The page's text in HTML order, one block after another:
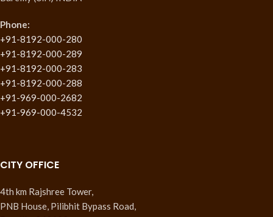
Phone:
+91-8192-000-280
+91-8192-000-289
+91-8192-000-283
+91-8192-000-288
+91-969-000-2682
+91-969-000-4532
CITY OFFICE
4th km Rajshree Tower,
PNB House, Pilibhit Bypass Road,